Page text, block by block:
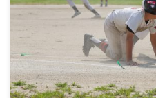
2024/09/07 1部三多摩大会 vs